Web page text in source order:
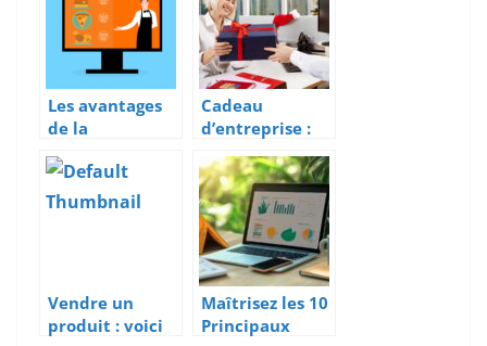
à Strasbourg ?
Les avantages
de la
digitalisation
d’un restaurant
Cadeau
d’entreprise :
pourquoi offrir
un panier
gourmand ?
Vendre un
produit : voici
Maîtrisez les 10
Principaux